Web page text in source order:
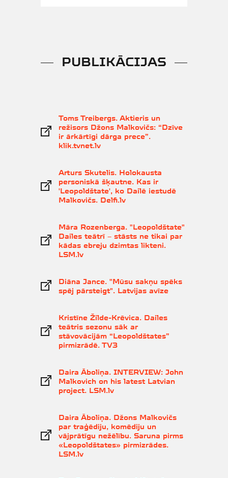
PUBLIKĀCIJAS
Toms Treibergs. Aktieris un
režisors Džons Malkovičs: “Dzīve
ir ārkārtīgi dārga prece”.
klik.tvnet.lv
Arturs Skutelis. Holokausta
personiskā šķautne. Kas ir
'Leopoldštate', ko Dailē iestudē
Malkovičs. Delfi.lv
Māra Rozenberga. "Leopoldštate"
Dailes teātrī – stāsts ne tikai par
kādas ebreju dzimtas likteni.
LSM.lv
Diāna Jance. "Mūsu sakņu spēks
spēj pārsteigt". Latvijas avīze
Kristīne Žilde-Krēvica. Dailes
teātris sezonu sāk ar
stāvovācijām “Leopoldštates”
pirmizrādē. TV3
Daira Āboliņa. INTERVIEW: John
Malkovich on his latest Latvian
project. LSM.lv
Daira Āboliņa. Džons Malkovičs
par traģēdiju, komēdiju un
vājprātīgu nežēlību. Saruna pirms
«Leopoldštates» pirmizrādes.
LSM.lv